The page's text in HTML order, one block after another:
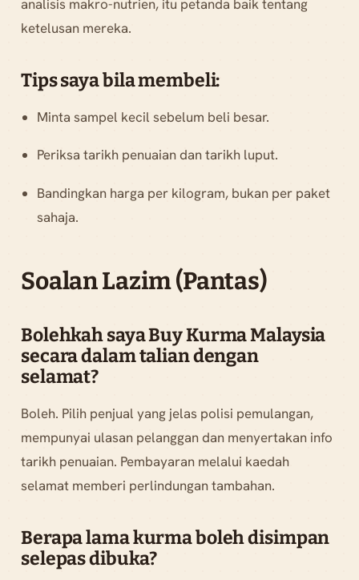
analisis makro-nutrien, itu petanda baik tentang
ketelusan mereka.
Tips saya bila membeli:
Minta sampel kecil sebelum beli besar.
Periksa tarikh penuaian dan tarikh luput.
Bandingkan harga per kilogram, bukan per paket
sahaja.
Soalan Lazim (Pantas)
Bolehkah saya Buy Kurma Malaysia
secara dalam talian dengan
selamat?
Boleh. Pilih penjual yang jelas polisi pemulangan,
mempunyai ulasan pelanggan dan menyertakan info
tarikh penuaian. Pembayaran melalui kaedah
selamat memberi perlindungan tambahan.
Berapa lama kurma boleh disimpan
selepas dibuka?